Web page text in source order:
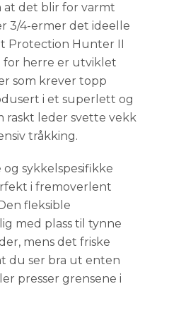
at det blir for varmt
3/4-ermer det ideelle
Protection Hunter II
for herre er utviklet
som krever topp
i et superlett og
raskt leder svette vekk
tråkking.
og sykkelspesifikke
i fremoverlent
fleksible
med plass til tynne
mens det friske
du ser bra ut enten
presser grensene i